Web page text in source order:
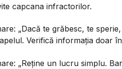
capcana infractorilor.
„Dacă te grăbesc, te
Verifică informația doar
„Reține un lucru simplu.